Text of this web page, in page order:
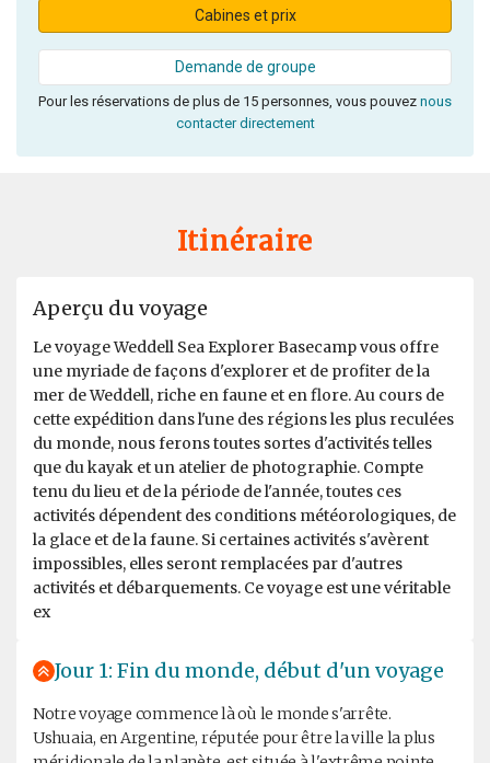
Cabines et prix
Demande de groupe
Pour les réservations de plus de 15 personnes, vous pouvez nous
contacter directement
Itinéraire
Aperçu du voyage
Le voyage Weddell Sea Explorer Basecamp vous offre
une myriade de façons d'explorer et de profiter de la
mer de Weddell, riche en faune et en flore. Au cours de
cette expédition dans l'une des régions les plus reculées
du monde, nous ferons toutes sortes d'activités telles
que du kayak et un atelier de photographie. Compte
tenu du lieu et de la période de l'année, toutes ces
activités dépendent des conditions météorologiques, de
la glace et de la faune. Si certaines activités s'avèrent
impossibles, elles seront remplacées par d'autres
activités et débarquements. Ce voyage est une véritable
ex
Jour 1: Fin du monde, début d'un voyage
Notre voyage commence là où le monde s'arrête.
Ushuaia, en Argentine, réputée pour être la ville la plus